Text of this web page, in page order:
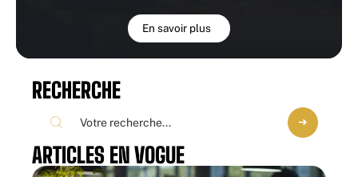
En savoir plus
RECHERCHE
ARTICLES EN VOGUE